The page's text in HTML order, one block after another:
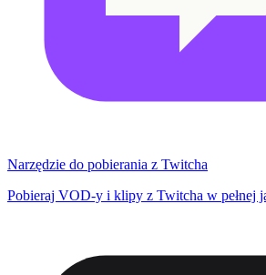
Narzędzie do pobierania z Twitcha
Pobieraj VOD-y i klipy z Twitcha w pełnej